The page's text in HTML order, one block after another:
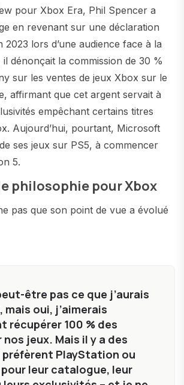
pour Xbox Era, Phil Spencer a
en revenant sur une déclaration
2023 lors d’une audience face à la
il dénonçait la commission de 30 %
sur les ventes de jeux Xbox sur le
affirmant que cet argent servait à
empêchant certains titres
Aujourd’hui, pourtant, Microsoft
ses jeux sur PS5, à commencer
5.
philosophie pour Xbox
pas que son point de vue a évolué
être pas ce que j’aurais
mais oui, j’aimerais
récupérer 100 % des
nos jeux. Mais il y a des
préfèrent PlayStation ou
leur catalogue, leur